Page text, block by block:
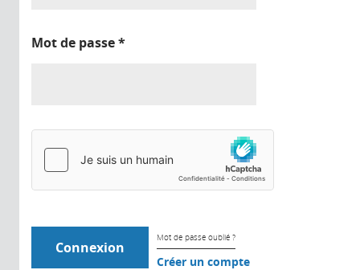
Mot de passe*
Mot de passe oublié ?
Créer un compte